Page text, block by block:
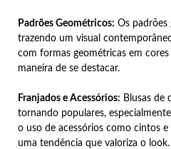
Padrões Geométricos: Os padrões
trazendo um visual
com formas geométricas em
maneira de se destacar.
Franjados e Acessórios: Blusas de
tornando populares,
o uso de acessórios como cintos
uma tendência que valoriza o look.